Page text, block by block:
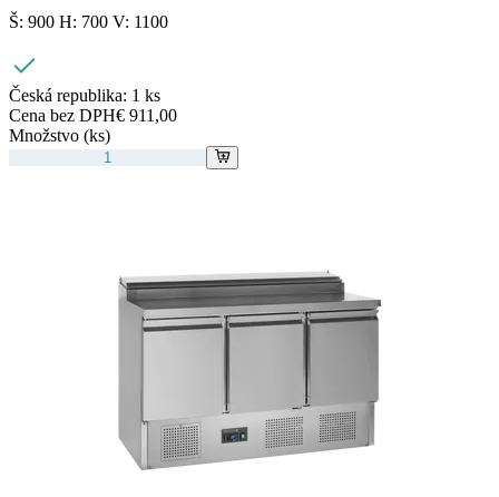
Š: 900 H: 700 V: 1100
Česká republika: 1 ks
Cena bez DPH€ 911,00
Množstvo (ks)